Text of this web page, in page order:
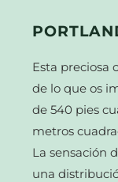
Esta preciosa
de lo que os
de 540 pies
metros
La sensación
una